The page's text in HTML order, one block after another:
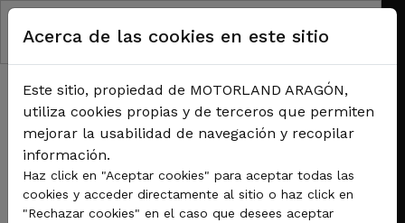
Pasar al contenido principal
RUTA DE NAVEGACIÓN
MotorLand une territorio y motor en una presentación histórica del Aragón
Round WorldSBK en Huesca
Acerca de las cookies en este sitio
Este sitio, propiedad de MOTORLAND ARAGÓN,
utiliza cookies propias y de terceros que permiten
mejorar la usabilidad de navegación y recopilar
información.
Haz click en "Aceptar cookies" para aceptar todas las
cookies y acceder directamente al sitio o haz click en
"Rechazar cookies" en el caso que desees aceptar